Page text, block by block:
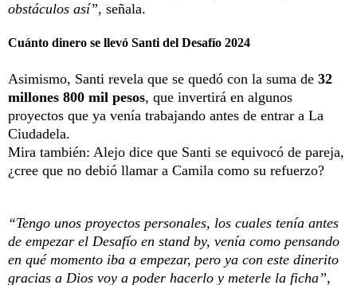
obstáculos así”, señala.
Cuánto dinero se llevó Santi del Desafío 2024
Asimismo, Santi revela que se quedó con la suma de 32
millones 800 mil pesos, que invertirá en algunos
proyectos que ya venía trabajando antes de entrar a La
Ciudadela.
Mira también: Alejo dice que Santi se equivocó de pareja,
¿cree que no debió llamar a Camila como su refuerzo?
“Tengo unos proyectos personales, los cuales tenía antes
de empezar el Desafío en stand by, venía como pensando
en qué momento iba a empezar, pero ya con este dinerito
gracias a Dios voy a poder hacerlo y meterle la ficha”,